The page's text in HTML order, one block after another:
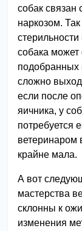
собак связан
наркозом.
собака может
подобранных
сложно
если после
яичника, у
потребуется
ветеринаром
крайне мала.
А вот
мастерства
склонны к
изменения